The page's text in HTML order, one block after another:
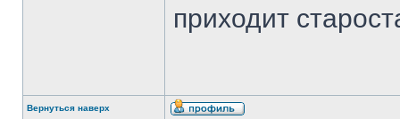
приходит
Вернуться наверх